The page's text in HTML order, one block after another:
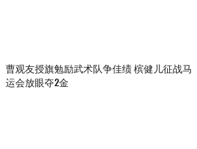
曹观友授旗勉励武术队争佳绩 槟健儿征战马
运会放眼夺2金